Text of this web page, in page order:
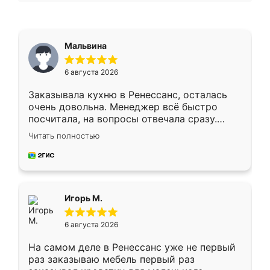
Мальвина
6 августа 2026
Заказывала кухню в Ренессанс, осталась
очень довольна. Менеджер всё быстро
посчитала, на вопросы отвечала сразу.
Замерщик приехал в субботу, подошёл к
делу со всей ответственностью. Собрали
за день, ребята работали аккуратно, даже
Читать полностью
Игорь М.
6 августа 2026
На самом деле в Ренессанс уже не первый
раз заказываю мебель первый раз